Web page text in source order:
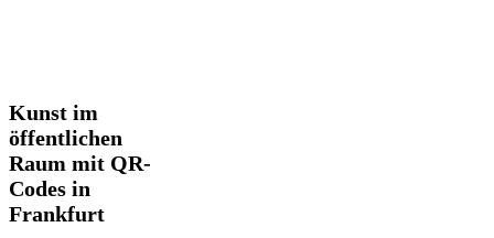
Kunst
im
öffentlichen
Raum
mit
QR-
Codes
Kunst im
öffentlichen
Raum mit QR-
Codes in
Frankfurt